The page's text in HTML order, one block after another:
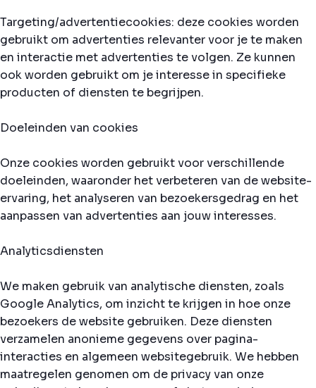
Targeting/advertentiecookies: deze cookies worden
gebruikt om advertenties relevanter voor je te maken
en interactie met advertenties te volgen. Ze kunnen
ook worden gebruikt om je interesse in specifieke
producten of diensten te begrijpen.
Doeleinden van cookies
Onze cookies worden gebruikt voor verschillende
doeleinden, waaronder het verbeteren van de website-
ervaring, het analyseren van bezoekersgedrag en het
aanpassen van advertenties aan jouw interesses.
Analyticsdiensten
We maken gebruik van analytische diensten, zoals
Google Analytics, om inzicht te krijgen in hoe onze
bezoekers de website gebruiken. Deze diensten
verzamelen anonieme gegevens over pagina-
interacties en algemeen websitegebruik. We hebben
maatregelen genomen om de privacy van onze